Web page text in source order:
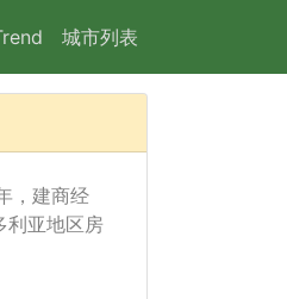
城市列表
，建商经
利亚地区房